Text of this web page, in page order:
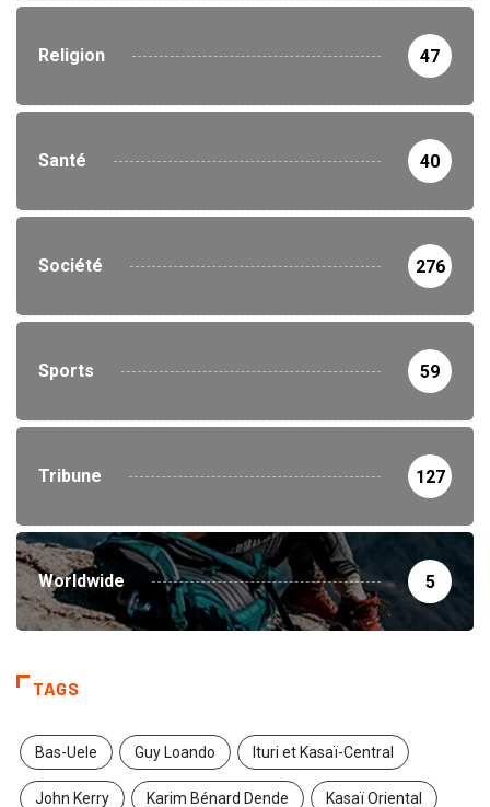
Religion 47
Santé 40
Société 276
Sports 59
Tribune 127
Worldwide 5
TAGS
Bas-Uele Guy Loando Ituri et Kasaï-Central
John Kerry Karim Bénard Dende Kasaï Oriental